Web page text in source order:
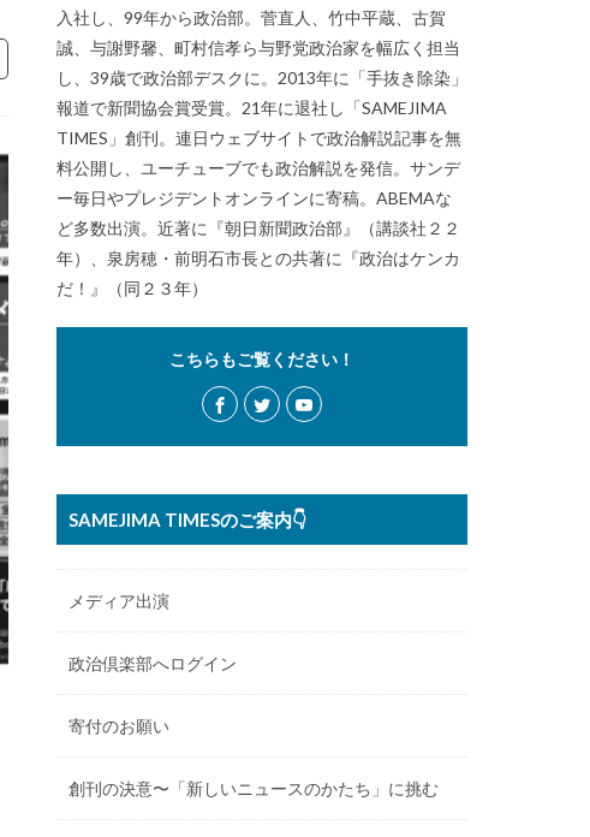
入社し、99年から政治部。菅直人、竹中平蔵、古賀
誠、与謝野馨、町村信孝ら与野党政治家を幅広く担当
し、39歳で政治部デスクに。2013年に「手抜き除染」
報道で新聞協会賞受賞。21年に退社し「SAMEJIMA
TIMES」創刊。連日ウェブサイトで政治解説記事を無
料公開し、ユーチューブでも政治解説を発信。サンデ
ー毎日やプレジデントオンラインに寄稿。ABEMAな
ど多数出演。近著に『朝日新聞政治部』（講談社２２
年）、泉房穂・前明石市長との共著に『政治はケンカ
だ！』（同２３年）
こちらもご覧ください！
SAMEJIMA TIMESのご案内👇
メディア出演
政治倶楽部へログイン
寄付のお願い
創刊の決意〜「新しいニュースのかたち」に挑む